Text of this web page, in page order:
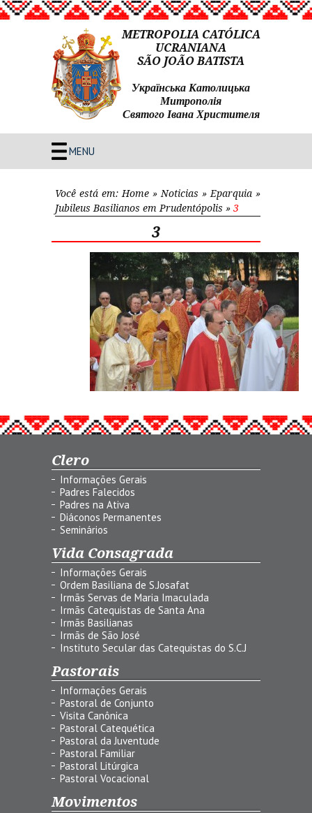
METROPOLIA CATÓLICA
UCRANIANA
SÃO JOÃO BATISTA
Українська Католицька
Митрополія
Святого Івана Христителя
MENU
Você está em: Home » Noticias » Eparquia »
Jubileus Basilianos em Prudentópolis » 3
3
Clero
Informações Gerais
Padres Falecidos
Padres na Ativa
Diáconos Permanentes
Seminários
Vida Consagrada
Informações Gerais
Ordem Basiliana de S.Josafat
Irmãs Servas de Maria Imaculada
Irmãs Catequistas de Santa Ana
Irmãs Basilianas
Irmãs de São José
Instituto Secular das Catequistas do S.C.J
Pastorais
Informações Gerais
Pastoral de Conjunto
Visita Canônica
Pastoral Catequética
Pastoral da Juventude
Pastoral Familiar
Pastoral Litúrgica
Pastoral Vocacional
Movimentos